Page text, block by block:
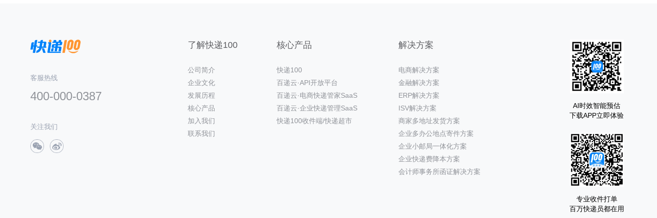
客服热线
400-000-0387
关注我们
了解快递100
公司简介
企业文化
发展历程
核心产品
加入我们
联系我们
核心产品
快递100
百递云·API开放平台
百递云·电商快递管家SaaS
百递云·企业快递管理SaaS
快递100收件端/快递超市
解决方案
电商解决方案
金融解决方案
ERP解决方案
ISV解决方案
商家多地址发货方案
企业多办公地点寄件方案
企业小邮局一体化方案
企业快递费降本方案
会计师事务所函证解决方案
AI时效智能预估
下载APP立即体验
专业收件打单
百万快递员都在用